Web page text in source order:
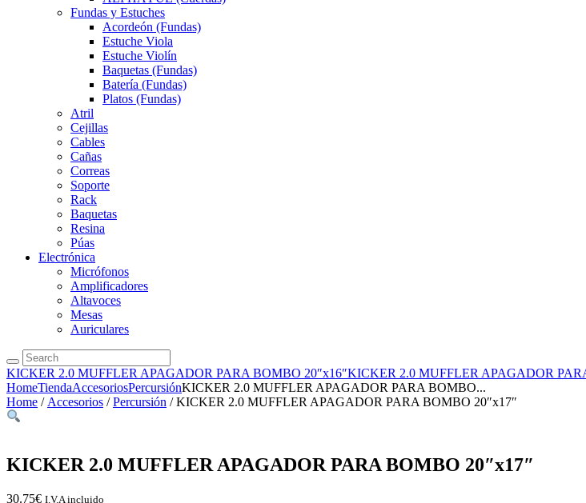
Fundas y Estuches
Acordeón (Fundas)
Estuche Viola
Estuche Violín
Baquetas (Fundas)
Batería (Fundas)
Platos (Fundas)
Atril
Cejillas
Cables
Cañas
Correas
Soporte
Rack
Baquetas
Resina
Púas
Electrónica
Micrófonos
Amplificadores
Altavoces
Mesas
Auriculares
KICKER 2.0 MUFFLER APAGADOR PARA BOMBO 20″x16″KICKER 2.0 MUFFLER APAGADOR
HomeTiendaAccesoriosPercursiónKICKER 2.0 MUFFLER APAGADOR PARA BOMBO...
Home / Accesorios /Percursión / KICKER 2.0 MUFFLER APAGADOR PARA BOMBO 20″x17″
KICKER 2.0 MUFFLER APAGADOR PARA BOMBO 20″x17″
30.75€ I.V.A incluido